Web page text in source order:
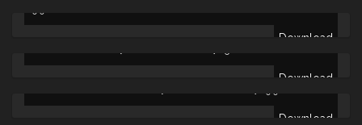
Download
Download
Download